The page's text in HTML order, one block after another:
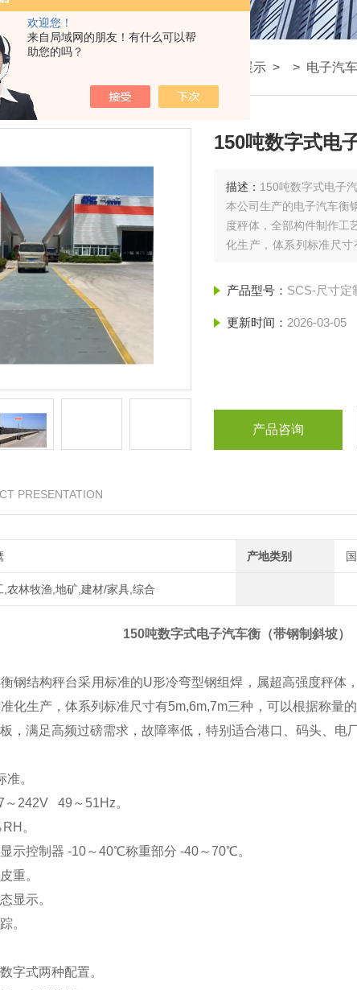
欢迎您！
来自局域网的朋友！有什么可以帮
助您的吗？
产品展示 > > 电子汽
150吨数字式电
描述： 150吨数字式电子
本公司生产的电子汽车衡
度秤体，全部构件制作工
化生产，体系列标准尺寸
求，故障率低，特别适合
产品型号： SCS-尺寸定
更新时间： 2026-03-05
产品咨询
PRESENTATION
产地类别
,农林牧渔,地矿,建材/家具,综合
150吨数字式电子汽车衡（带钢制斜坡）
钢结构秤台采用标准的U形冷弯型钢组焊，属超高强度秤体
化生产，体系列标准尺寸有5m,6m,7m三种 ， 可以根据称量
， 满足高频过磅需求 ， 故障率低 ， 特别适合港口、码头、电
。
～242V 49～51Hz。
。
示控制器 -10～40℃称重部分 -40～70℃。
重。
显示。
。
字式两种配置。